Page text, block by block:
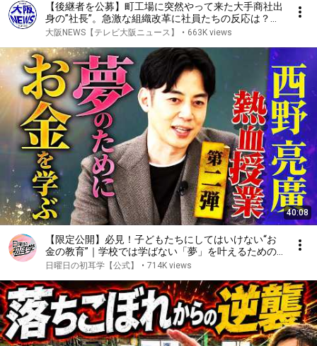
【後継者を公募】町工場に突然やって来た大手商社出
身の”社長”。急激な組織改革に社員たちの反応は？公
募社長の奮闘記
大阪NEWS【テレビ大阪ニュース】 • 663K views
40:08
【限定公開】必見！子どもたちにしてはいけない“お
金の教育”｜学校では学ばない「夢」を叶えるための
「お金」の知識◆西野亮廣の熱血授業に林修も感服！
日曜日の初耳学【公式】 • 714K views